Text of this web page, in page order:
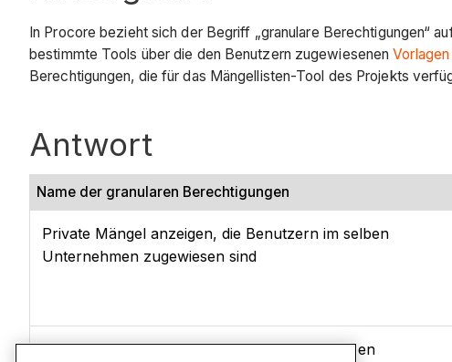
In Procore bezieht sich der Begriff „granulare Berechtigungen“
bestimmte Tools über die den Benutzern zugewiesenen
Berechtigungen, die für das Mängellisten-Tool des Projekts
Antwort
Name der granularen Berechtigungen
Private Mängel anzeigen, die Benutzern im selben
Unternehmen zugewiesen sind
Auf Mängel antworten, die Benutzern im selben